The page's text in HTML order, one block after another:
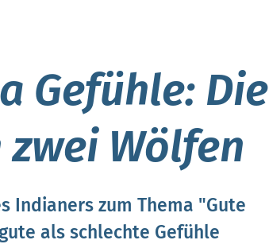
Gefühle: Die
Wölfen
Indianers zum Thema "Gute
als schlechte Gefühle